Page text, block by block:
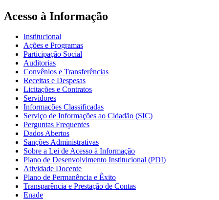
Acesso à Informação
Institucional
Ações e Programas
Participação Social
Auditorias
Convênios e Transferências
Receitas e Despesas
Licitações e Contratos
Servidores
Informações Classificadas
Serviço de Informações ao Cidadão (SIC)
Perguntas Frequentes
Dados Abertos
Sanções Administrativas
Sobre a Lei de Acesso à Informação
Plano de Desenvolvimento Institucional (PDI)
Atividade Docente
Plano de Permanência e Êxito
Transparência e Prestação de Contas
Enade